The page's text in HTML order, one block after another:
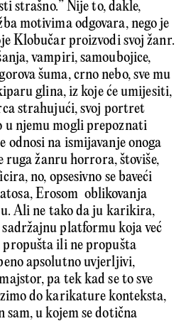
strašno.” Nije to, dakle,
motivima odgovara, nego je
Klobučar proizvodi svoj žanr.
vampiri, samoubojice,
šuma, crno nebo, sve mu
glina, iz koje će umijesiti,
strahujući, svoj portret
u njemu mogli prepoznati
odnosi na ismijavanje onoga
ruga žanru horrora, štoviše,
no, opsesivno se baveći
Erosom oblikovanja
Ali ne tako da ju karikira,
platformu koja već
propušta ili ne propušta
apsolutno uvjerljivi,
pa tek kad se to sve
do karikature konteksta,
sam, u kojem se dotična